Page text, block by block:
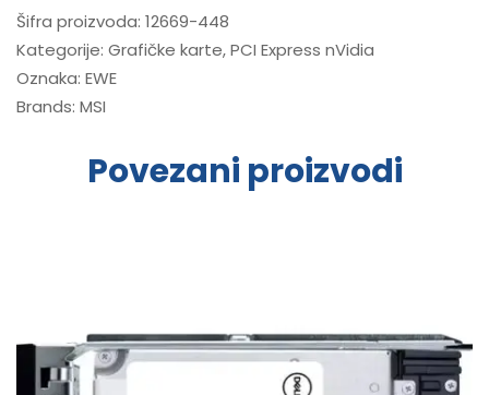
Šifra proizvoda: 12669-448
Kategorije: Grafičke karte,PCI Express nVidia
Oznaka: EWE
Brands: MSI
Povezani proizvodi